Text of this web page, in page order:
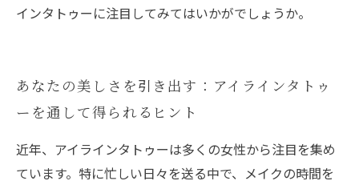
インタトゥーに注目してみてはいかがでしょうか。
あなたの美しさを引き出す：アイラインタトゥ
ーを通して得られるヒント
近年、アイラインタトゥーは多くの女性から注目を集め
ています。特に忙しい日々を送る中で、メイクの時間を